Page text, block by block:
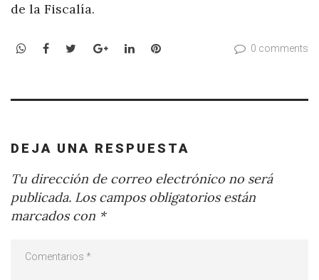
de la Fiscalía.
WhatsApp
Facebook
TwitterGoogle+LinkedInPinterest 0 comments
DEJA UNA RESPUESTA
Tu dirección de correo electrónico no será
publicada. Los campos obligatorios están
marcados con *